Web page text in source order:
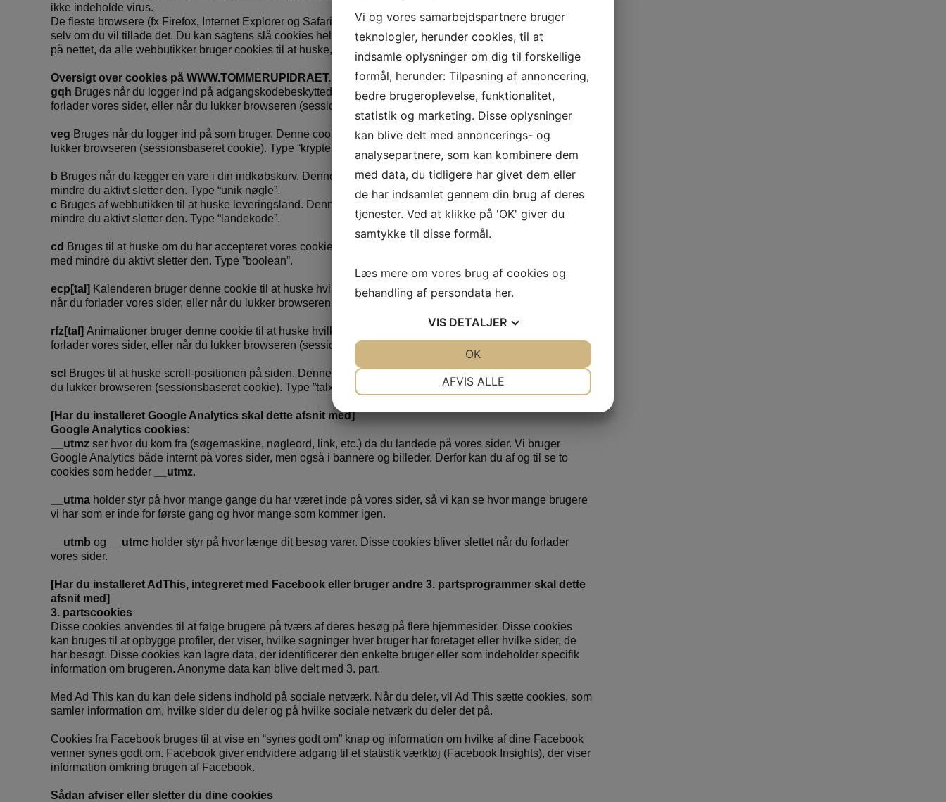
ikke indeholde virus.
De fleste browsere (fx Firefox, Internet Explorer og Safari) accepterer automatisk cookies, men du bestemmer
selv om du vil tillade det. Du kan sagtens slå cookies helt fra, men det vil give dig problemer når du handler
på nettet, da alle webbutikker bruger cookies til at huske, hvad du har lagt i kurven.
Oversigt over cookies på WWW.TOMMERUPIDRAET.DK:
gqh Bruges når du logger ind på adgangskodebeskyttede sider. Dette er en cookie som slettes, når du
forlader vores sider, eller når du lukker browseren (sessionsbaseret cookie). Type “krypteret”.
veg Bruges når du logger ind på som bruger. Denne cookie slettes, når du forlader vores sider, eller når du
lukker browseren (sessionsbaseret cookie). Type “krypteret”.
b Bruges når du lægger en vare i din indkøbskurv. Denne cookie bliver i din browser i 10 måneder, med
mindre du aktivt sletter den. Type “unik nøgle”.
c Bruges af webbutikken til at huske leveringsland. Denne cookie bliver i din browser i 350 dage, med
mindre du aktivt sletter den. Type “landekode”.
cd Bruges til at huske om du har accepteret vores cookie-politik. Denne cookie bliver i din browser i 70 dage,
med mindre du aktivt sletter den. Type ”boolean”.
ecp[tal] Kalenderen bruger denne cookie til at huske hvilken periode du vil have vist. Denne cookie slettes,
når du forlader vores sider, eller når du lukker browseren (sessionsbaseret cookie). Type ”tal”.
rfz[tal] Animationer bruger denne cookie til at huske hvilken scene du så sidst. Denne cookie slettes, når du
forlader vores sider, eller når du lukker browseren (sessionsbaseret cookie). Type ”tal”.
scl
Bruges til at huske scroll-positionen på siden. Denne cookie slettes, når du forlader vores sider eller når
du lukker browseren (sessionsbaseret cookie). Type ”talxtal”.
[Har du installeret Google Analytics skal dette afsnit med]
Google Analytics cookies:
__utmz ser hvor du kom fra (søgemaskine, nøgleord, link, etc.) da du landede på vores sider. Vi bruger
Google Analytics både internt på vores sider, men også i bannere og billeder. Derfor kan du af og til se to
cookies som hedder
__utmz.
__utma holder styr på hvor mange gange du har været inde på vores sider, så vi kan se hvor mange brugere
vi har som er inde for første gang og hvor mange som kommer igen.
__utmb og __utmc holder styr på hvor længe dit besøg varer. Disse cookies bliver slettet når du forlader
vores sider.
[Har du installeret AdThis, integreret med Facebook eller bruger andre 3. partsprogrammer skal dette
afsnit med]
3. partscookies
Disse cookies anvendes til at følge brugere på tværs af deres besøg på flere hjemmesider. Disse cookies
kan bruges til at opbygge profiler, der viser, hvilke søgninger hver bruger har foretaget eller hvilke sider, de
har besøgt. Disse cookies kan lagre data, der identificerer den enkelte bruger eller som indeholder specifik
information om brugeren. Anonyme data kan blive delt med 3. part.
Med Ad This kan du kan dele sidens indhold på sociale netværk. Når du deler, vil Ad This sætte cookies, som
samler information om, hvilke sider du deler og på hvilke sociale netværk du deler det på.
Cookies fra Facebook bruges til at vise en “synes godt om” knap og information om hvilke af dine Facebook
venner synes godt om. Facebook giver endvidere adgang til et statistik værktøj (Facebook Insights), der viser
information omkring brugen af Facebook.
Sådan afviser eller sletter du dine cookies
Vi og vores samarbejdspartnere bruger
teknologier, herunder cookies, til at
indsamle oplysninger om dig til forskellige
formål, herunder: Tilpasning af annoncering,
bedre brugeroplevelse, funktionalitet,
statistik og marketing. Disse oplysninger
kan blive delt med annoncerings- og
analysepartnere, som kan kombinere dem
med data, du tidligere har givet dem eller
de har indsamlet gennem din brug af deres
tjenester. Ved at klikke på 'OK' giver du
samtykke til disse formål.
Læs mere om vores brug af cookies og
behandling af persondata her.
VIS DETALJER
AFVIS ALLE
OK